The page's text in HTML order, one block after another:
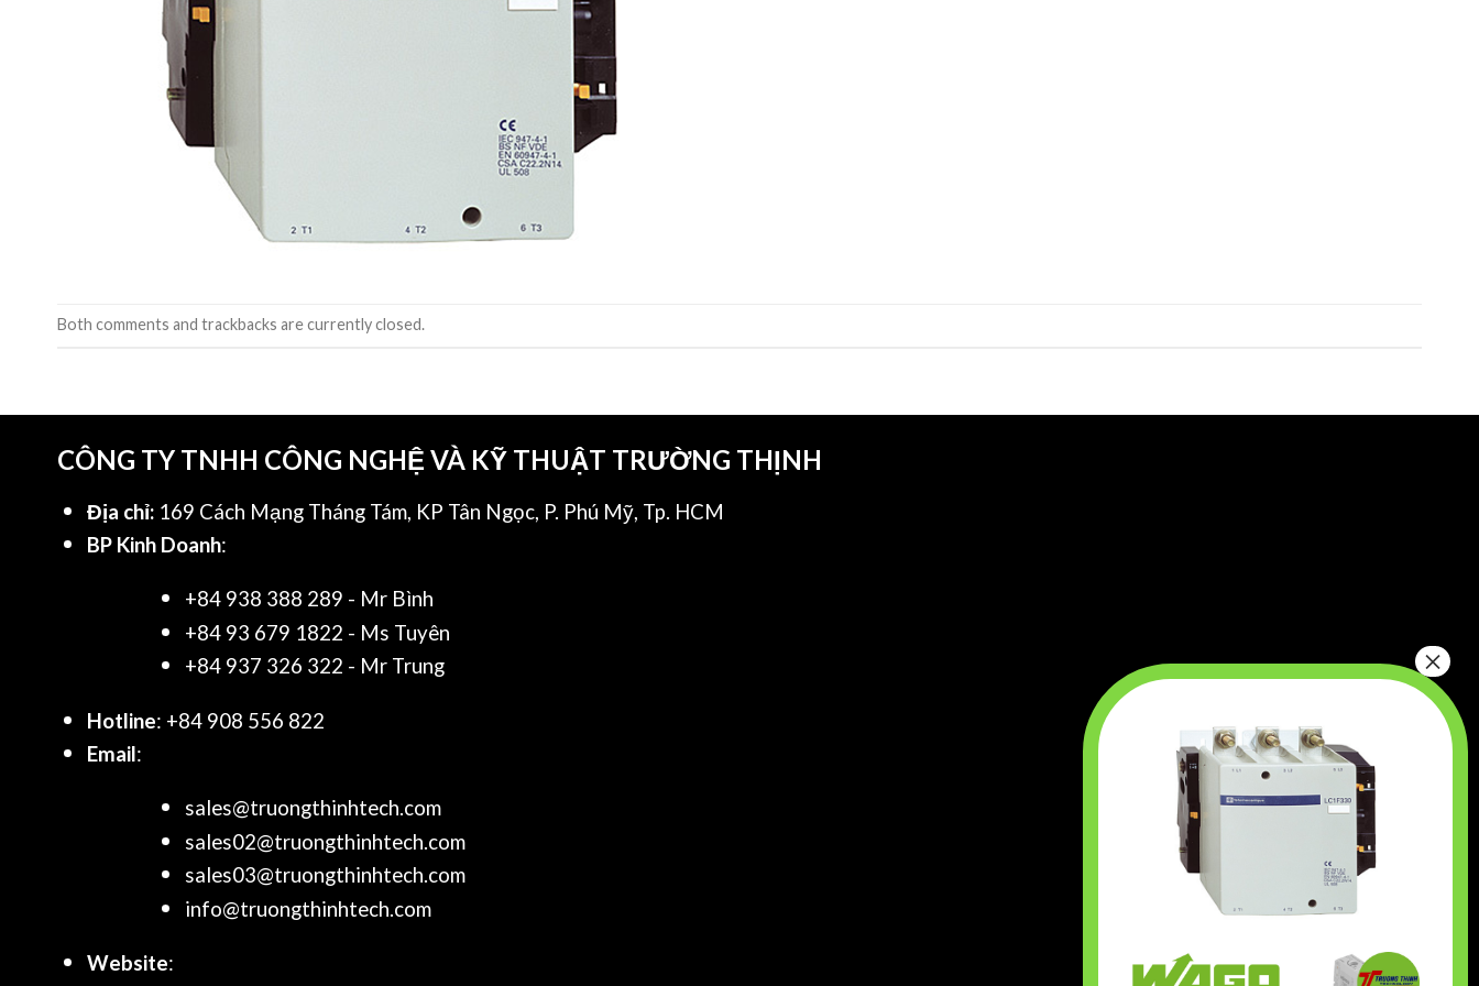
Both comments and trackbacks are currently closed.
CÔNG TY TNHH CÔNG NGHỆ VÀ KỸ THUẬT TRƯỜNG THỊNH
Địa chỉ: 169 Cách Mạng Tháng Tám, KP Tân Ngọc, P. Phú Mỹ, Tp. HCM
BP Kinh Doanh:
+84 938 388 289 - Mr Bình
+84 93 679 1822 - Ms Tuyên
+84 937 326 322 - Mr Trung
Hotline: +84 908 556 822
Email:
sales@truongthinhtech.com
sales02@truongthinhtech.com
sales03@truongthinhtech.com
info@truongthinhtech.com
Website: